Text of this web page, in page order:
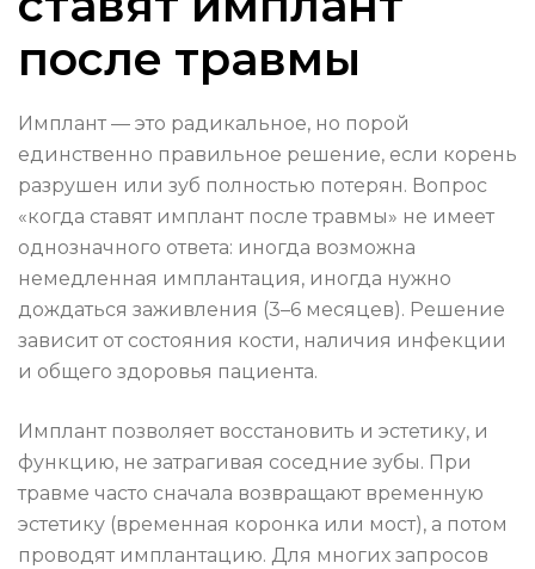
после травмы
Имплант — это радикальное, но порой
единственно правильное решение, если корень
разрушен или зуб полностью потерян. Вопрос
«когда ставят имплант после травмы» не имеет
однозначного ответа: иногда возможна
немедленная имплантация, иногда нужно
дождаться заживления (3–6 месяцев). Решение
зависит от состояния кости, наличия инфекции
и общего здоровья пациента.
Имплант позволяет восстановить и эстетику, и
функцию, не затрагивая соседние зубы. При
травме часто сначала возвращают временную
эстетику (временная коронка или мост), а потом
проводят имплантацию. Для многих запросов